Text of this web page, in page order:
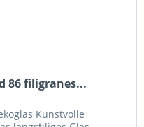
86 filigranes...
Kunstvolle